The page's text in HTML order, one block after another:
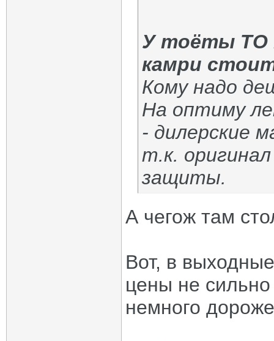
У тоёты ТО
камри
Кому надо
На оптиму
- дилерские
т.к.
защиты.
А чегож там
Вот, в
цены не
немного